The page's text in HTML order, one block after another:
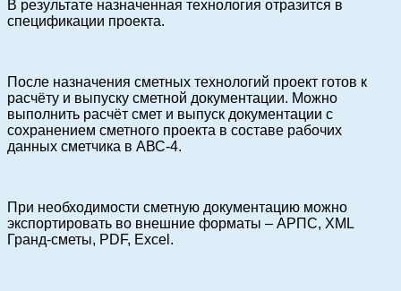
В результате назначенная технология отразится в
спецификации проекта.
После назначения сметных технологий проект готов к
расчёту и выпуску сметной документации. Можно
выполнить расчёт смет и выпуск документации с
сохранением сметного проекта в составе рабочих
данных сметчика в АВС-4.
При необходимости сметную документацию можно
экспортировать во внешние форматы – АРПС, XML
Гранд-сметы, PDF, Excel.